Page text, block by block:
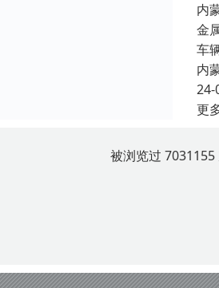
内
金
车
内
24-
更
被浏览过